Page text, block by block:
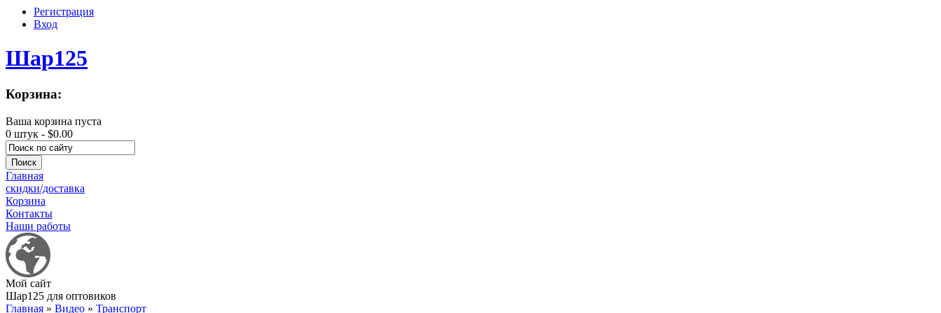
Регистрация
Вход
Шар125
Корзина:
Ваша корзина пуста
0 штук - $0.00
Главная
скидки/доставка
Корзина
Контакты
Наши работы
Мой сайт
Шар125 для оптовиков
Главная » Видео » Транспорт